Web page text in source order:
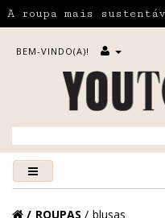
A roupa mais
BEM-VINDO(A)!
ROUPAS blusas